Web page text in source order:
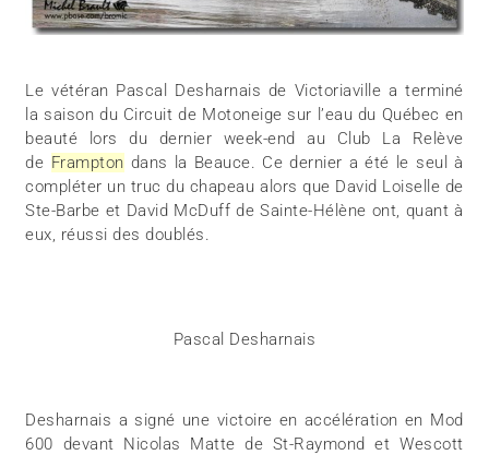
Le vétéran Pascal Desharnais de Victoriaville a terminé
la saison du Circuit de Motoneige sur l’eau du Québec en
beauté lors du dernier week-end au Club La Relève
de Frampton dans la Beauce. Ce dernier a été le seul à
compléter un truc du chapeau alors que David Loiselle de
Ste-Barbe et David McDuff de Sainte-Hélène ont, quant à
eux, réussi des doublés.
Pascal Desharnais
Desharnais a signé une victoire en accélération en Mod
600 devant Nicolas Matte de St-Raymond et Wescott